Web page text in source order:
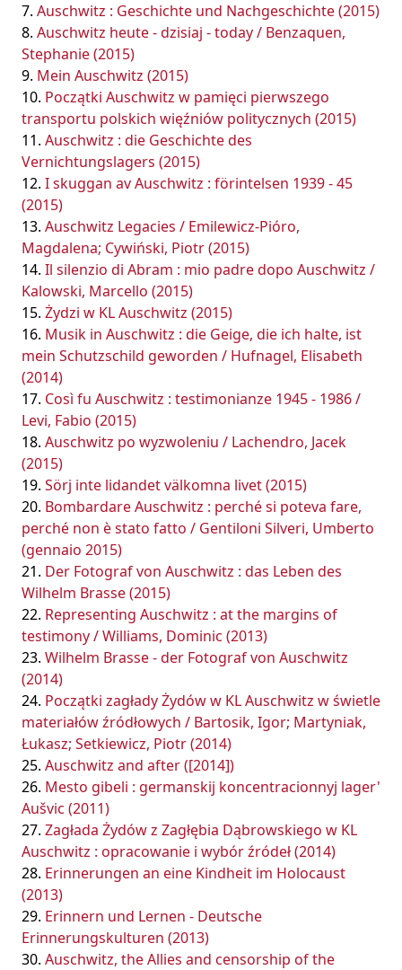
Auschwitz : Geschichte und Nachgeschichte (2015)
Auschwitz heute - dzisiaj - today / Benzaquen,
Stephanie (2015)
Mein Auschwitz (2015)
Początki Auschwitz w pamięci pierwszego
transportu polskich więźniów politycznych (2015)
Auschwitz : die Geschichte des
Vernichtungslagers (2015)
I skuggan av Auschwitz : förintelsen 1939 - 45
(2015)
Auschwitz Legacies / Emilewicz-Pióro,
Magdalena; Cywiński, Piotr (2015)
Il silenzio di Abram : mio padre dopo Auschwitz /
Kalowski, Marcello (2015)
Żydzi w KL Auschwitz (2015)
Musik in Auschwitz : die Geige, die ich halte, ist
mein Schutzschild geworden / Hufnagel, Elisabeth
(2014)
Così fu Auschwitz : testimonianze 1945 - 1986 /
Levi, Fabio (2015)
Auschwitz po wyzwoleniu / Lachendro, Jacek
(2015)
Sörj inte lidandet välkomna livet (2015)
Bombardare Auschwitz : perché si poteva fare,
perché non è stato fatto / Gentiloni Silveri, Umberto
(gennaio 2015)
Der Fotograf von Auschwitz : das Leben des
Wilhelm Brasse (2015)
Representing Auschwitz : at the margins of
testimony / Williams, Dominic (2013)
Wilhelm Brasse - der Fotograf von Auschwitz
(2014)
Początki zagłady Żydów w KL Auschwitz w świetle
materiałów źródłowych / Bartosik, Igor; Martyniak,
Łukasz; Setkiewicz, Piotr (2014)
Auschwitz and after ([2014])
Mesto gibeli : germanskij koncentracionnyj lager'
Aušvic (2011)
Zagłada Żydów z Zagłębia Dąbrowskiego w KL
Auschwitz : opracowanie i wybór źródeł (2014)
Erinnerungen an eine Kindheit im Holocaust
(2013)
Erinnern und Lernen - Deutsche
Erinnerungskulturen (2013)
Auschwitz, the Allies and censorship of the